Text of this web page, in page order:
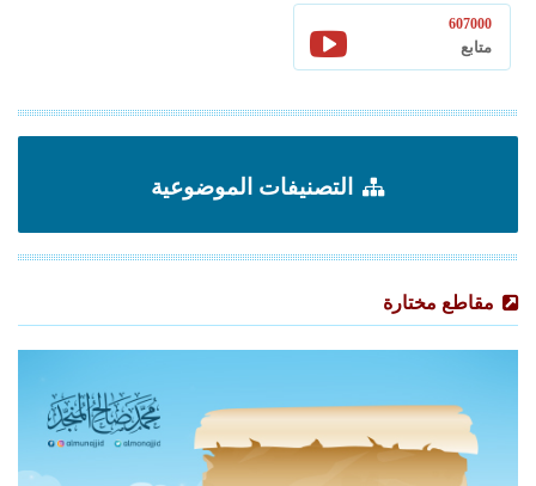
607000
متابع
التصنيفات الموضوعية
مقاطع مختارة